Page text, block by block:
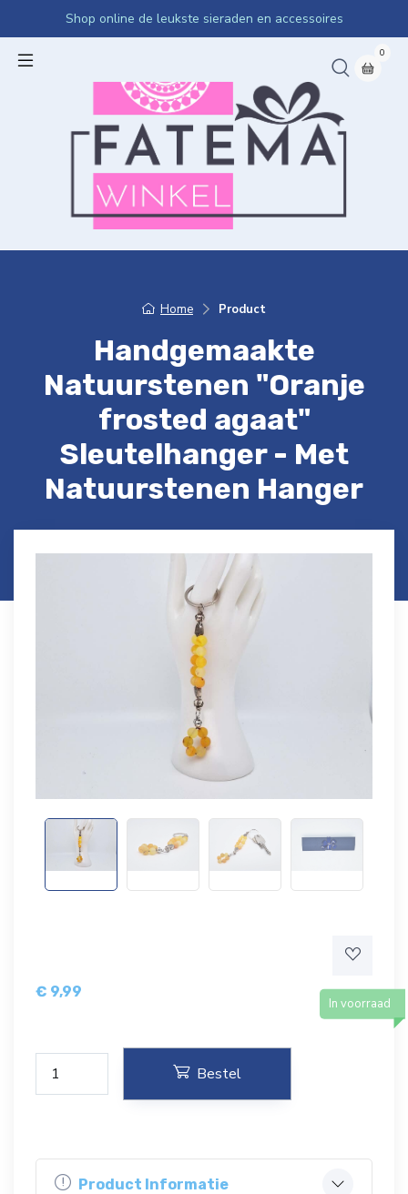
Shop online de leukste sieraden en accessoires
0
Home Product
Handgemaakte
Natuurstenen "Oranje
frosted agaat"
Sleutelhanger - Met
Natuurstenen Hanger
€ 9,99
In voorraad
Bestel
Product Informatie